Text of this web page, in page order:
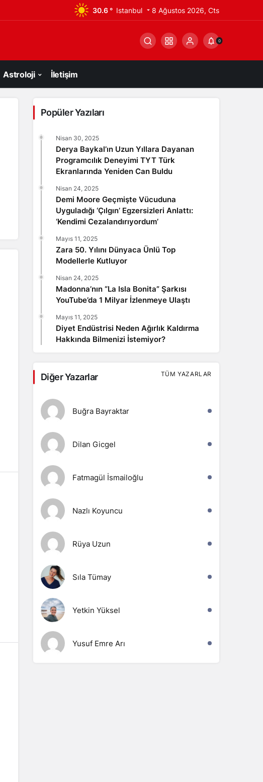
30.6 ° Istanbul 8 Ağustos 2026, Cts
0
Astroloji İletişim
Popüler Yazıları
Derya Baykal’ın Uzun Yıllara Dayanan
Programcılık Deneyimi TYT Türk
Ekranlarında Yeniden Can Buldu
Nisan 30, 2025
Demi Moore Geçmişte Vücuduna
Uyguladığı ‘Çılgın’ Egzersizleri Anlattı:
‘Kendimi Cezalandırıyordum’
Nisan 24, 2025
Zara 50. Yılını Dünyaca Ünlü Top
Modellerle Kutluyor
Mayıs 11, 2025
Madonna’nın “La Isla Bonita” Şarkısı
YouTube’da 1 Milyar İzlenmeye Ulaştı
Nisan 24, 2025
Diyet Endüstrisi Neden Ağırlık Kaldırma
Hakkında Bilmenizi İstemiyor?
Mayıs 11, 2025
Diğer Yazarlar TÜM YAZARLAR
Buğra Bayraktar
Dilan Gicgel
Fatmagül İsmailoğlu
Nazlı Koyuncu
Rüya Uzun
Sıla Tümay
Yetkin Yüksel
Yusuf Emre Arı